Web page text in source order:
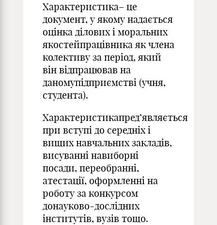
Характеристика– це
документ, у якому надається
оцінка ділових і моральних
якостейпрацівника як члена
колективу за період, який
він відпрацював на
даномупідприємстві (учня,
студента).
Характеристикапред’являється
при вступі до середніх і
вищих навчальних закладів,
висуванні навиборні
посади, переобранні,
атестації, оформленні на
роботу за конкурсом
донауково-дослідних
інститутів, вузів тощо.